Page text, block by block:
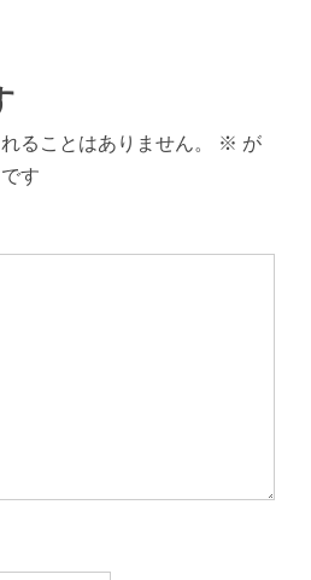
ることはありません。 ※ が
す